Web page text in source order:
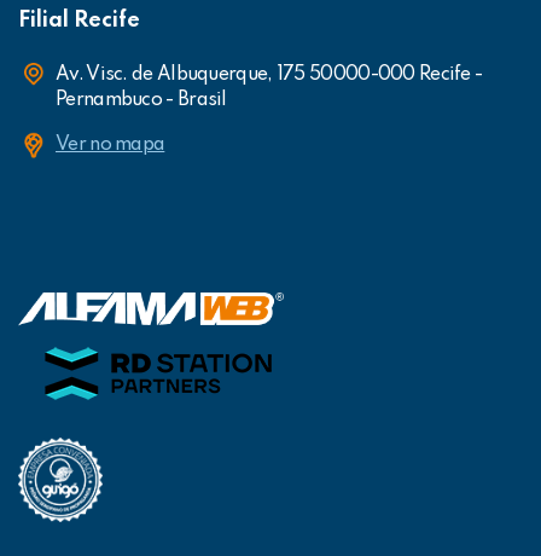
Filial Recife
Av. Visc. de Albuquerque, 175 50000-000 Recife -
Pernambuco - Brasil
Ver no mapa